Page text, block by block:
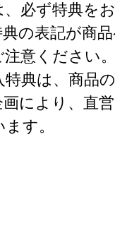
必ず特典を
の表記が商
意ください
典は、商品
により、直
す。